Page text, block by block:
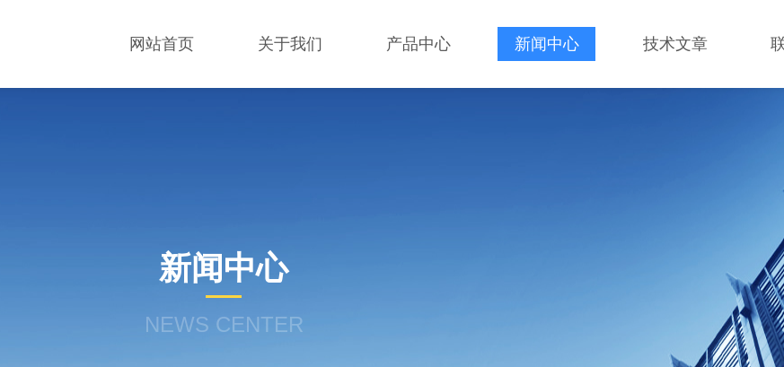
网站首页 关于我们 产品中心 新闻中心 技术文章
新闻中心
NEWS CENTER